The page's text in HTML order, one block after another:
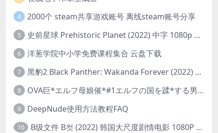
4 2000个 steam共享游戏账号 离线steam账号分享
5 史前星球 Prehistoric Planet (2022) 中字 1080p 高清 阿里云盘 2022.5.27已更新全集
6 洋葱学院中小学免费课程集合 云盘下载
7 黑豹2 Black Panther: Wakanda Forever (2022) 高清版
8 OVA巨*エルフ母娘催*#1エルフの国を蹂*する男。汚された女王と姫
9 DeepNude使用方法教程FAQ
10 B级文件 B컷 (2022) 韩国大尺度剧情电影 1080P 中字